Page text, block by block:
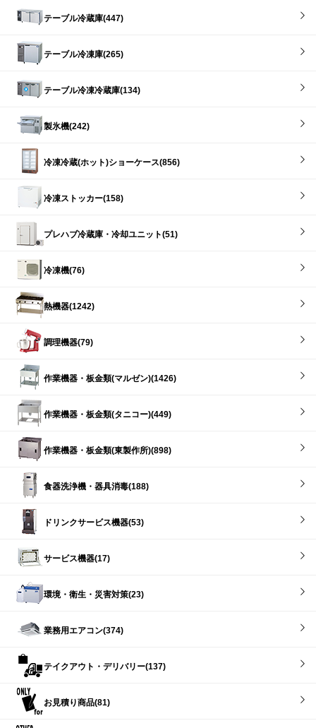
テーブル冷蔵庫(447)
テーブル冷凍庫(265)
テーブル冷凍冷蔵庫(134)
製氷機(242)
冷凍冷蔵(ホット)ショーケース(856)
冷凍ストッカー(158)
プレハブ冷蔵庫・冷却ユニット(51)
冷凍機(76)
熱機器(1242)
調理機器(79)
作業機器・板金類(マルゼン)(1426)
作業機器・板金類(タニコー)(449)
作業機器・板金類(東製作所)(898)
食器洗浄機・器具消毒(188)
ドリンクサービス機器(53)
サービス機器(17)
環境・衛生・災害対策(23)
業務用エアコン(374)
テイクアウト・デリバリー(137)
お見積り商品(81)